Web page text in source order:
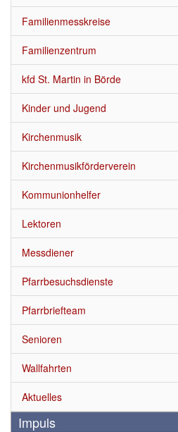
Kalender
Termine u. Veranstaltungen
Gottesdienste
Veröffentlichungen
Stellenausschreibungen
Familienmesskreise
Familienzentrum
kfd St. Martin in Börde
Kinder und Jugend
Kirchenmusik
Kirchenmusikförderverein
Kommunionhelfer
Lektoren
Messdiener
Pfarrbesuchsdienste
Pfarrbriefteam
Senioren
Wallfahrten
Aktuelles
Impuls